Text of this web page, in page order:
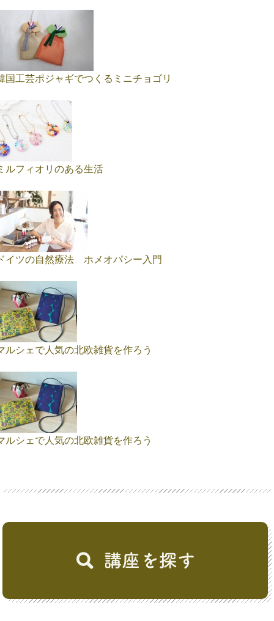
国工芸ポジャギでつくるミニチョゴリ
ルフィオリのある生活
イツの自然療法 ホメオパシー入門
ルシェで人気の北欧雑貨を作ろう
ルシェで人気の北欧雑貨を作ろう